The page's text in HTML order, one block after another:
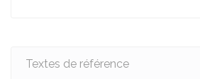
Textes de référence